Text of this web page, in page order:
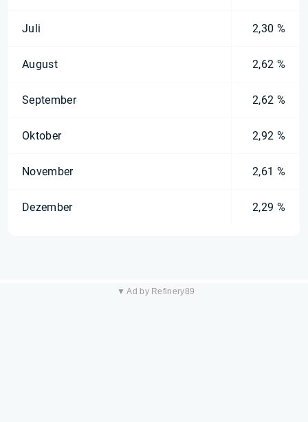
Juli 2,30 %
August 2,62 %
September 2,62 %
Oktober 2,92 %
November 2,61 %
Dezember 2,29 %
▼ Ad by Refinery89